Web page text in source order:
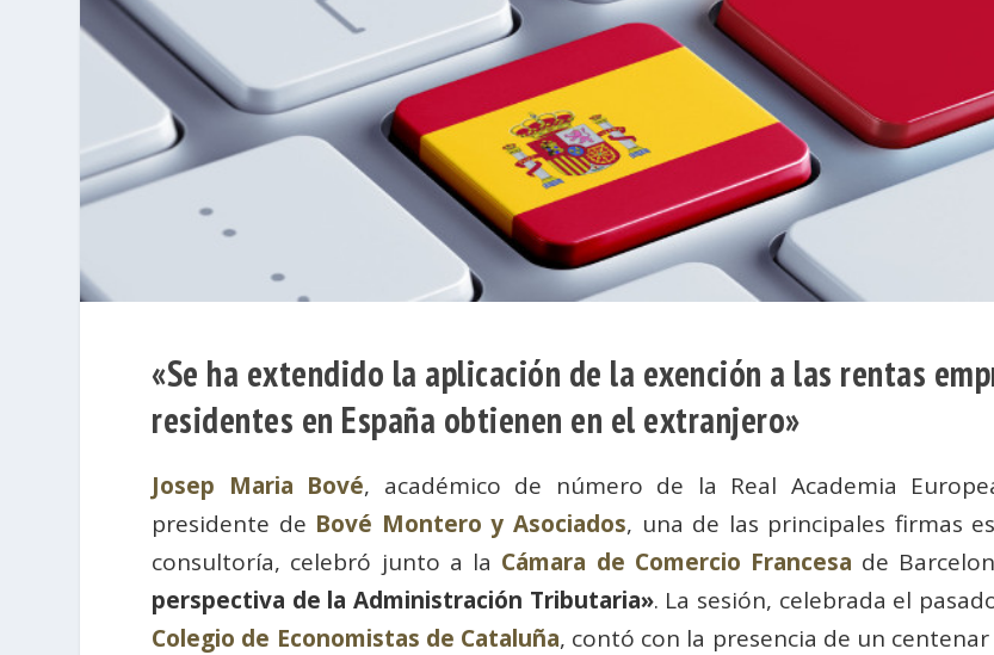
«Se ha extendido la aplicación de la exención a las rentas
residentes en España obtienen en el extranjero»
Josep Maria Bové, académico de número de la Real Academia
presidente de Bové Montero y Asociados, una de las principales firmas
consultoría, celebró junto a la Cámara de Comercio Francesa de
perspectiva de la Administración Tributaria». La sesión, celebrada el
Colegio de Economistas de Cataluña, contó con la presencia de un